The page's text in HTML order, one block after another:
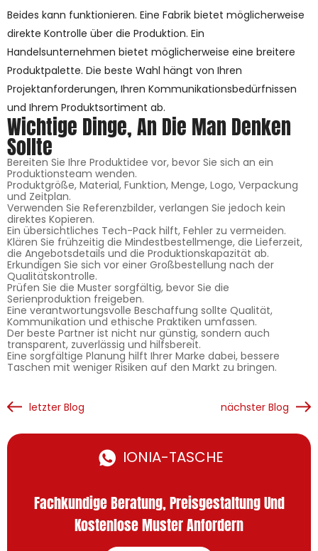
Beides kann funktionieren. Eine Fabrik bietet möglicherweise
direkte Kontrolle über die Produktion. Ein
Handelsunternehmen bietet möglicherweise eine breitere
Produktpalette. Die beste Wahl hängt von Ihren
Projektanforderungen, Ihren Kommunikationsbedürfnissen
und Ihrem Produktsortiment ab.
Wichtige Dinge, An Die Man Denken
Sollte
Bereiten Sie Ihre Produktidee vor, bevor Sie sich an ein
Produktionsteam wenden.
Produktgröße, Material, Funktion, Menge, Logo, Verpackung
und Zeitplan.
Verwenden Sie Referenzbilder, verlangen Sie jedoch kein
direktes Kopieren.
Ein übersichtliches Tech-Pack hilft, Fehler zu vermeiden.
Klären Sie frühzeitig die Mindestbestellmenge, die Lieferzeit,
die Angebotsdetails und die Produktionskapazität ab.
Erkundigen Sie sich vor einer Großbestellung nach der
Qualitätskontrolle.
Prüfen Sie die Muster sorgfältig, bevor Sie die
Serienproduktion freigeben.
Eine verantwortungsvolle Beschaffung sollte Qualität,
Kommunikation und ethische Praktiken umfassen.
Der beste Partner ist nicht nur günstig, sondern auch
transparent, zuverlässig und hilfsbereit.
Eine sorgfältige Planung hilft Ihrer Marke dabei, bessere
Taschen mit weniger Risiken auf den Markt zu bringen.
letzter Blog nächster Blog
IONIA-TASCHE
Fachkundige Beratung, Preisgestaltung Und
Kostenlose Muster Anfordern